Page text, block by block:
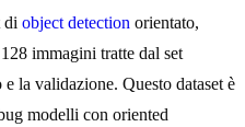
di object detection orientato,
immagini tratte dal set
la validazione. Questo dataset è
modelli con oriented